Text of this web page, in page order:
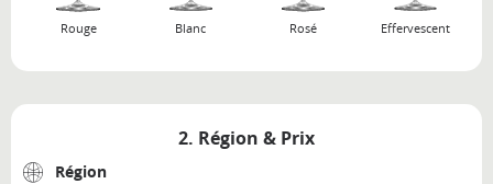
Rouge Blanc Rosé Effervescent
2. Région & Prix
Région